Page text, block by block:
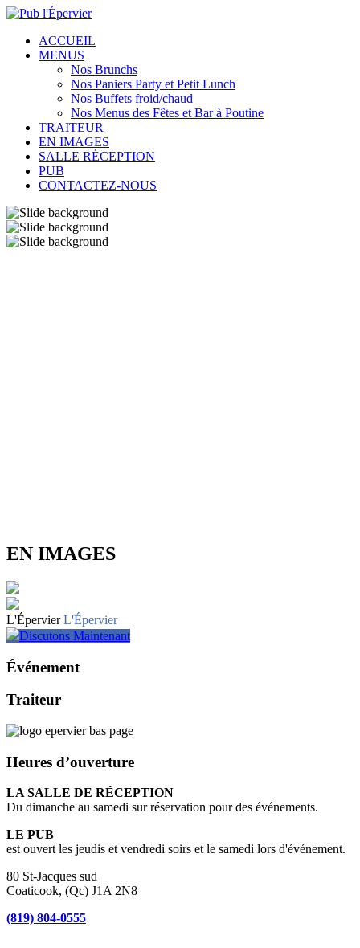
ACCUEIL
MENUS
Nos Brunchs
Nos Paniers Party et Petit Lunch
Nos Buffets froid/chaud
Nos Menus des Fêtes et Bar à Poutine
TRAITEUR
EN IMAGES
SALLE RÉCEPTION
PUB
CONTACTEZ-NOUS
EN IMAGES
L'Épervier L'Épervier
Discutons Maintenant
Événement
Traiteur
Heures d’ouverture
LA SALLE DE RÉCEPTION
Du dimanche au samedi sur réservation pour des événements.
LE PUB
est ouvert les jeudis et vendredi soirs et le samedi lors d'événement.
80 St-Jacques sud
Coaticook, (Qc) J1A 2N8
(819) 804-0555